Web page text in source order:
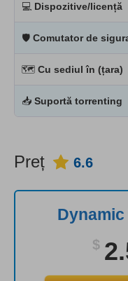
💻 Dispozitive/licență
🛡 Comutator de
🗺 Cu sediul în (țara)
📥 Suportă torrenting
Preț 6.6
Dynamic
$